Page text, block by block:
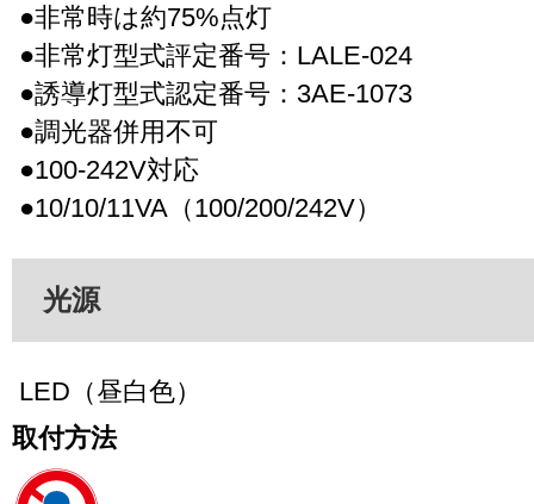
●非常時は約75%点灯
●非常灯型式評定番号：LALE-024
●誘導灯型式認定番号：3AE-1073
●調光器併用不可
●100-242V対応
●10/10/11VA（100/200/242V）
光源
LED（昼白色）
取付方法